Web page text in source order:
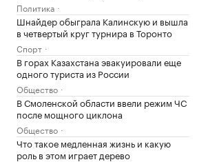
Политика
Шнайдер обыграла Калинскую и вышла
в четвертый круг турнира в Торонто
Спорт
В горах Казахстана эвакуировали еще
одного туриста из России
Общество
В Смоленской области ввели режим ЧС
после мощного циклона
Общество
Что такое медленная жизнь и какую
роль в этом играет дерево